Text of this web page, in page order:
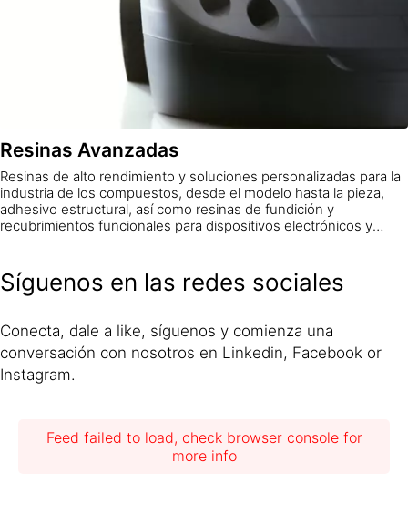
Resinas Avanzadas
Resinas de alto rendimiento y soluciones personalizadas para la
industria de los compuestos, desde el modelo hasta la pieza,
adhesivo estructural, así como resinas de fundición y
recubrimientos funcionales para dispositivos electrónicos y
Síguenos en las redes sociales
Conecta, dale a like, síguenos y comienza una
conversación con nosotros en Linkedin, Facebook or
Instagram.
Feed failed to load, check browser console for
more info